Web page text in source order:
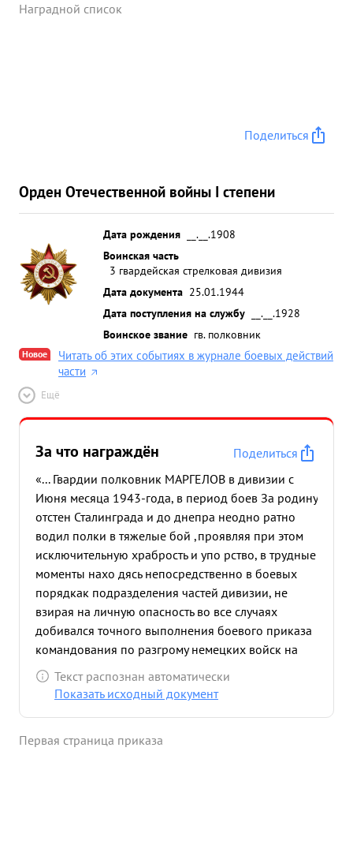
Наградной список
Поделиться
Орден Отечественной войны I степени
Дата рождения
__.__.1908
Воинская часть
3 гвардейская стрелковая дивизия
Дата документа 25.01.1944
Дата поступления на службу
__.__.1928
Воинское звание гв. полковник
Новое
Читать об этих событиях в журнале боевых действий
части
Ещё
За что награждён
Поделиться
«... Гвардии полковник МАРГЕЛОВ в дивизии с
Июня месяца 1943-года, в период боев За родину
отстен Сталинграда и до днепра неодно ратно
водил полки в тяжелые бой ,проявляя при этом
исключительную храбрость и упо рство, в трудные
моменты нахо дясь непосредственно в боевых
порядкак подразделения частей дивизии, не
взирая на личную опасность во все случаях
добивался точного выполнения боевого приказа
командования по разгрому немецких войск на
сильно украденной оборонной полосе немцев: на
реке КАЛЬМИУСЕ и МОЛОЧНАЯ, а так же в
себя командование полком решительным
Текст распознан автоматически
Показать исходный документ
Первая страница приказа